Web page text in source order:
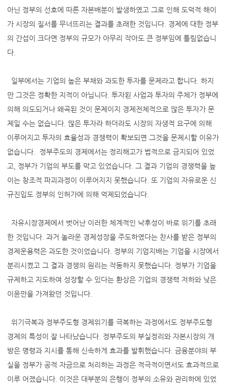
아닌 정부의 선호에 따른 자본배분이 발생하였고 그로 인해 도덕적 해이
가 시장의 질서를 무너뜨리는 결과를 초래한 것입니다. 경제에 대한 정부
의 간섭이 크다면 정부의 규모가 아무리 작아도 큰 정부임에 틀림없습니
다.
일부에서는 기업의 높은 부채와 과도한 투자를 문제라고 합니다. 하지
만 그것은 정확한 지적이 아닙니다. 투자된 사업과 투자의 주체가 정부에
의해 의도되거나 왜곡된 것이 문제이지 경제전체적으로 많은 투자가 문
제일 수는 없습니다. 많은 투자라 하더라도 시장의 자생적 요구에 의해
이루어지고 투자의 효율성과 경쟁력이 확보되면 그것을 문제시할 이유가
없습니다. 정부주도의 경제에서는 정리해고가 법적으로 금지되어 있었
고, 정부가 기업의 부도를 막고 있었습니다. 그 결과 기업의 경쟁력을 높
이는 창조적 파괴과정이 이루어지지 못했습니다. 또 기업의 자유로운 신
규진입도 정부의 인허가에 의해 억제되었습니다.
자유시장경제에서 벗어난 이러한 체계적인 낙후성이 바로 위기를 초래
한 것입니다. 과거 놀라운 경제성장을 주도하였다는 찬사를 받은 정부의
경제운용력은 과도한 것이었습니다. 정부의 기업지배는 기업을 시장에서
분리시켰고 그 결과 경쟁의 원리는 작동하지 못했습니다. 정부가 기업을
규제하고 지도하여 성장할 수 있다는 환상은 기업의 경쟁력 저하와 낮은
이윤만을 가져왔던 것입니다.
위기극복과 정부주도형 경제위기를 극복하는 과정에서도 정부주도형
경제의 특성이 잘 나타났습니다. 정부주도의 부실정리와 자본시장의 개
방은 명령과 지시를 통해 신속하게 효과를 발휘했습니다. 금융분야의 부
실을 정부가 공적 자금으로 처리하는 과정은 적극적이면서도 효과적으로
이루 어졌습니다. 이것은 대부분의 은행이 정부의 소유와 관리하에 있었